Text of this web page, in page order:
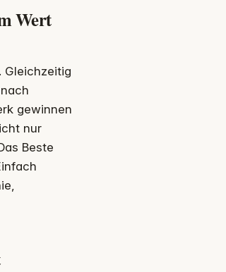
Wert
Gleichzeitig
gewinnen
nur
Beste